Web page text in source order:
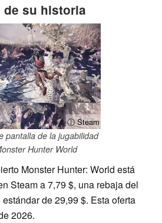
de su historia
ⓘ Steam
pantalla de la jugabilidad
Hunter World
Monster Hunter: World está
Steam a 7,79 $, una rebaja del
de 29,99 $. Esta oferta
2026.